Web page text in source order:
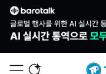
XRP (XRP)
Solana (SOL)